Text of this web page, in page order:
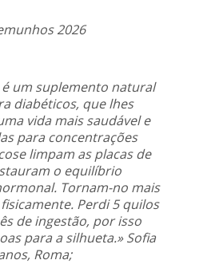
2026
é um suplemento natural
diabéticos, que lhes
vida mais saudável e
para concentrações
limpam as placas de
o equilíbrio
Tornam-no mais
Perdi 5 quilos
de ingestão, por isso
para a silhueta.» Sofia
Roma;